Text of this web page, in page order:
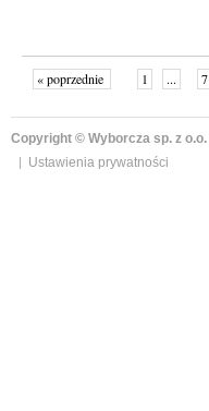
« poprzednie 1 ... 7
Copyright © Wyborcza sp. z o.o.
Ustawienia prywatności